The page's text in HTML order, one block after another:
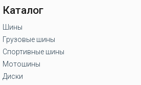
Каталог
Шины
Грузовые шины
Спортивные шины
Мотошины
Диски